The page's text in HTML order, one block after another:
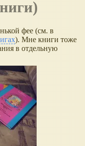
фее (см. в
). Мне книги тоже
в отдельную